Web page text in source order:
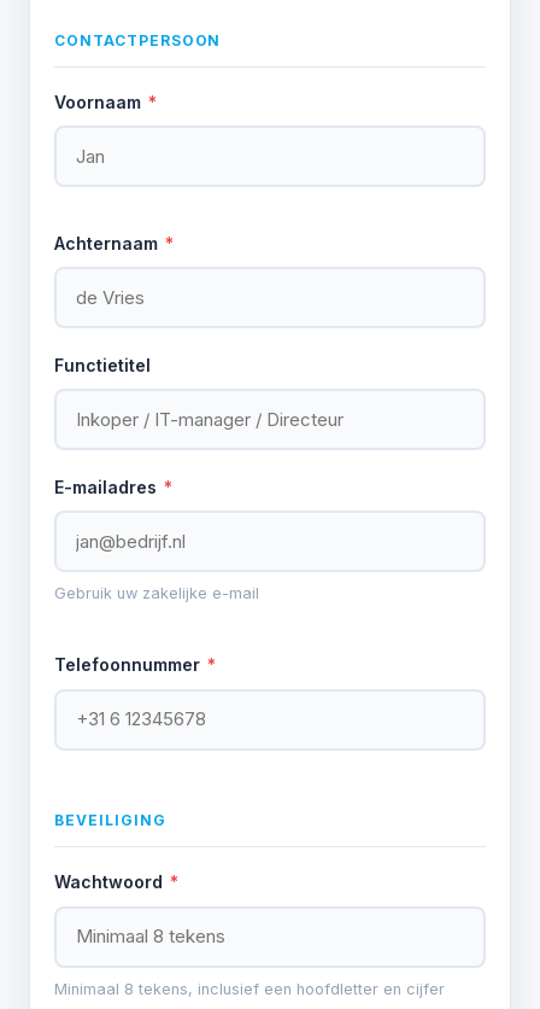
CONTACTPERSOON
Voornaam *
Achternaam *
Functietitel
E-mailadres *
Gebruik uw zakelijke e-mail
Telefoonnummer *
BEVEILIGING
Wachtwoord *
Minimaal 8 tekens, inclusief een hoofdletter en cijfer